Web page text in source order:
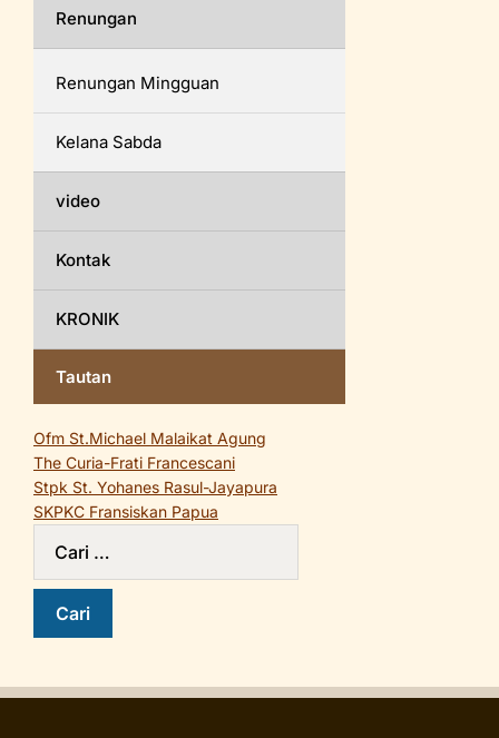
Renungan
Renungan Mingguan
Kelana Sabda
video
Kontak
KRONIK
Tautan
Ofm St.Michael Malaikat Agung
The Curia-Frati Francescani
Stpk St. Yohanes Rasul-Jayapura
SKPKC Fransiskan Papua